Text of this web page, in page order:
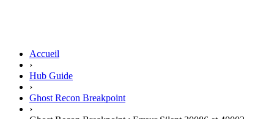
Accueil
›
Hub Guide
›
Ghost Recon Breakpoint
›